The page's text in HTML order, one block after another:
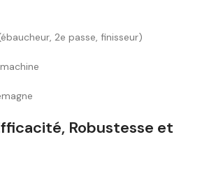
2e passe, finisseur)
Robustesse et